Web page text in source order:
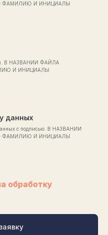
ФАМИЛИЮ И ИНИЦИАЛЫ
В НАЗВАНИИ ФАЙЛА
И ИНИЦИАЛЫ
данных
с подписью. В НАЗВАНИИ
ФАМИЛИЮ И ИНИЦИАЛЫ
обработку